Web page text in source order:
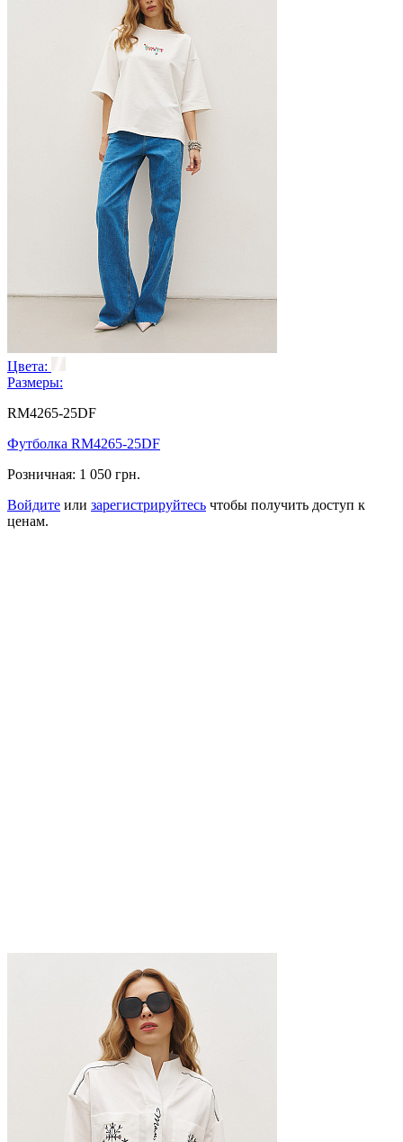
Цвета:
Размеры:
RM4265-25DF
Футболка RM4265-25DF
Розничная: 1 050 грн.
Войдите или зарегистрируйтесь чтобы получить доступ к
ценам.